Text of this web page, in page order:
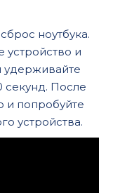
ноутбука.
устройство и
удерживайте
секунд. После
и попробуйте
устройства.